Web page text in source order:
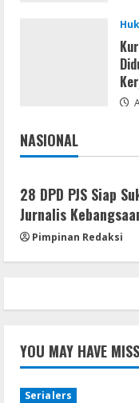
10
5
Lan
for
NASIONAL
Jakarta
28 DPD PJS Siap
Jurnalis
Pimpinan Redaksi
YOU MAY HAVE
Serialers